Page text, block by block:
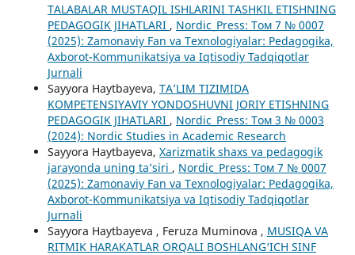
TALABALAR MUSTAQIL ISHLARINI TASHKIL ETISHNING
PEDAGOGIK JIHATLARI , Nordic_Press: Том 7 № 0007
(2025): Zamonaviy Fan va Texnologiyalar: Pedagogika,
Axborot-Kommunikatsiya va Iqtisodiy Tadqiqotlar
Jurnali
Sayyora Haytbayeva, TA’LIM TIZIMIDA
KOMPETENSIYAVIY YONDOSHUVNI JORIY ETISHNING
PEDAGOGIK JIHATLARI , Nordic_Press: Том 3 № 0003
(2024): Nordic Studies in Academic Research
Sayyora Haytbayeva, Xarizmatik shaxs va pedagogik
jarayonda uning ta’siri , Nordic_Press: Том 7 № 0007
(2025): Zamonaviy Fan va Texnologiyalar: Pedagogika,
Axborot-Kommunikatsiya va Iqtisodiy Tadqiqotlar
Jurnali
Sayyora Haytbayeva , Feruza Muminova , MUSIQA VA
RITMIK HARAKATLAR ORQALI BOSHLANG‘ICH SINF